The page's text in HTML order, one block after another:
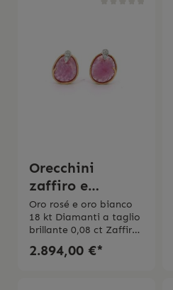
Orecchini
zaffiro e
diamanti Silvia
Kelly
Oro rosé e oro bianco
18 kt Diamanti a taglio
brillante 0,08 ct Zaffiro
2.894,00 €*